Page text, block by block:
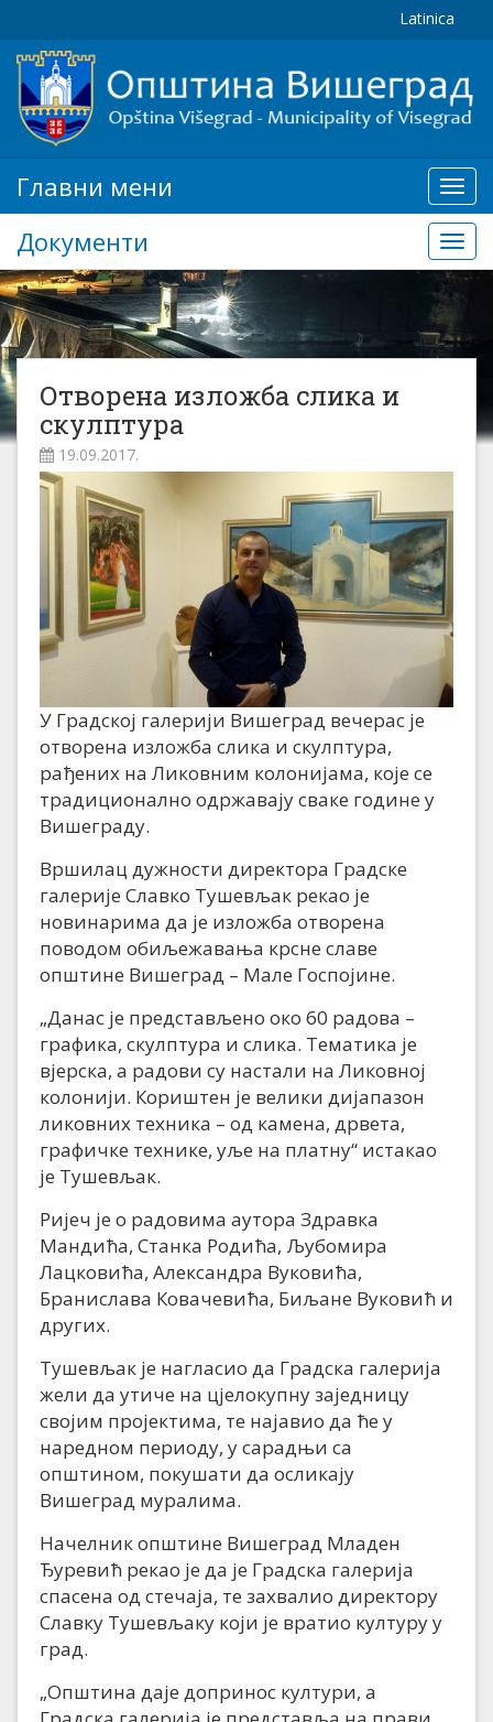
Latinica
мени
Главни мени
Документи
Отворена изложба слика и
скулптура
19.09.2017.
У Градској галерији Вишеград вечерас је
отворена изложба слика и скулптура,
рађених на Ликовним колонијама, које се
традиционално одржавају сваке године у
Вишеграду.
Вршилац дужности директора Градске
галерије Славко Тушевљак рекао је
новинарима да је изложба отворена
поводом обиљежавања крсне славе
општине Вишеград – Мале Госпојине.
„Данас је представљено око 60 радова –
графика, скулптура и слика. Тематика је
вјерска, а радови су настали на Ликовној
колонији. Кориштен је велики дијапазон
ликовних техника – од камена, дрвета,
графичке технике, уље на платну“ истакао
је Тушевљак.
Ријеч је о радовима аутора Здравка
Мандића, Станка Родића, Љубомира
Лацковића, Александра Вуковића,
Бранислава Ковачевића, Биљане Вуковић и
других.
Тушевљак је нагласио да Градска галерија
жели да утиче на цјелокупну заједницу
својим пројектима, те најавио да ће у
наредном периоду, у сарадњи са
општином, покушати да осликају
Вишеград муралима.
Начелник општине Вишеград Младен
Ђуревић рекао је да је Градска галерија
спасена од стечаја, те захвалио директору
Славку Тушевљаку који је вратио културу у
град.
„Општина даје допринос култури, а